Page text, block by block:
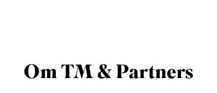
Om TM & Partners